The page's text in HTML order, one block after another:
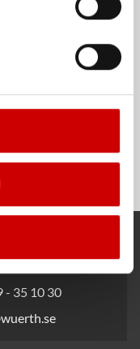
för limning av
och gummidetaljer.
- 35 10 30